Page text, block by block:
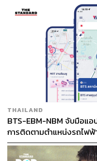
THAILAND
BTS-EBM-NBM จับมือแ
การติดตามตำแหน่งรถไฟฟ้